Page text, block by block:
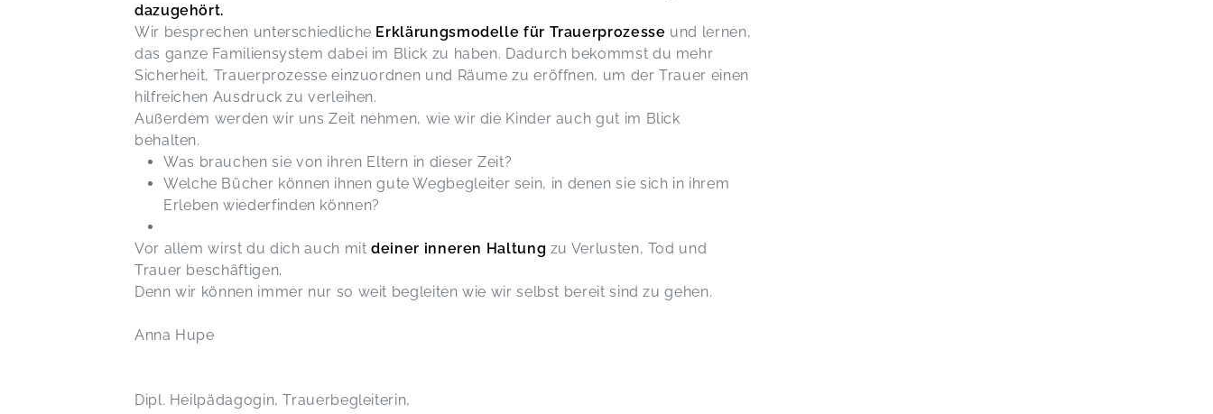
dazugehört.
Wir besprechen unterschiedliche Erklärungsmodelle für Trauerprozesse und lernen,
das ganze Familiensystem dabei im Blick zu haben. Dadurch bekommst du mehr
Sicherheit, Trauerprozesse einzuordnen und Räume zu eröffnen, um der Trauer einen
hilfreichen Ausdruck zu verleihen.
Außerdem werden wir uns Zeit nehmen, wie wir die Kinder auch gut im Blick
behalten.
Was brauchen sie von ihren Eltern in dieser Zeit?
Welche Bücher können ihnen gute Wegbegleiter sein, in denen sie sich in ihrem
Erleben wiederfinden können?
Vor allem wirst du dich auch mit deiner inneren Haltung zu Verlusten, Tod und
Trauer beschäftigen.
Denn wir können immer nur so weit begleiten wie wir selbst bereit sind zu gehen.
Anna Hupe
Dipl. Heilpädagogin, Trauerbegleiterin,